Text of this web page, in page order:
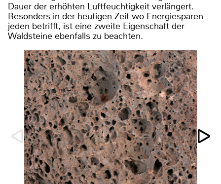
Dauer der erhöhten Luftfeuchtigkeit verlängert.
Besonders in der heutigen Zeit wo Energiesparen
jeden betrifft, ist eine zweite Eigenschaft der
Waldsteine ebenfalls zu beachten.